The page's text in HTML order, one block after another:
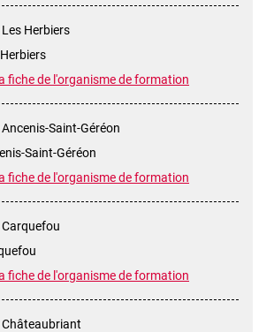
Herbiers
fiche de l'organisme de formation
Saint-Géréon
Saint-Géréon
fiche de l'organisme de formation
Carquefou
fiche de l'organisme de formation
Châteaubriant